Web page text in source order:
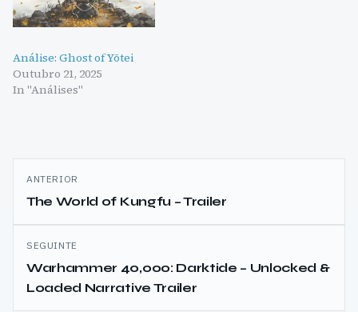
Análise: Ghost of Yōtei
Outubro 21, 2025
In "Análises"
Navegação
de
artigos
ANTERIOR
The World of Kungfu – Trailer
SEGUINTE
Warhammer 40,000: Darktide – Unlocked &
Loaded Narrative Trailer